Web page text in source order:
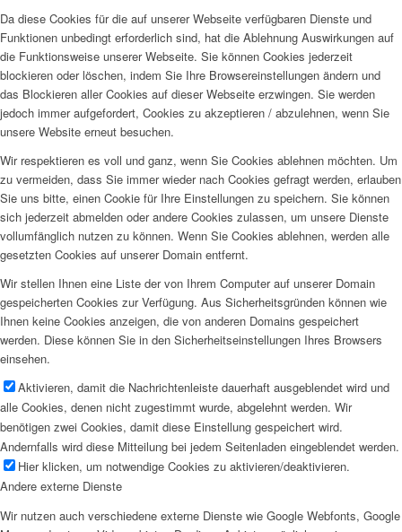
Da diese Cookies für die auf unserer Webseite verfügbaren Dienste und
Funktionen unbedingt erforderlich sind, hat die Ablehnung Auswirkungen auf
die Funktionsweise unserer Webseite. Sie können Cookies jederzeit
blockieren oder löschen, indem Sie Ihre Browsereinstellungen ändern und
das Blockieren aller Cookies auf dieser Webseite erzwingen. Sie werden
jedoch immer aufgefordert, Cookies zu akzeptieren / abzulehnen, wenn Sie
unsere Website erneut besuchen.
Wir respektieren es voll und ganz, wenn Sie Cookies ablehnen möchten. Um
zu vermeiden, dass Sie immer wieder nach Cookies gefragt werden, erlauben
Sie uns bitte, einen Cookie für Ihre Einstellungen zu speichern. Sie können
sich jederzeit abmelden oder andere Cookies zulassen, um unsere Dienste
vollumfänglich nutzen zu können. Wenn Sie Cookies ablehnen, werden alle
gesetzten Cookies auf unserer Domain entfernt.
Wir stellen Ihnen eine Liste der von Ihrem Computer auf unserer Domain
gespeicherten Cookies zur Verfügung. Aus Sicherheitsgründen können wie
Ihnen keine Cookies anzeigen, die von anderen Domains gespeichert
werden. Diese können Sie in den Sicherheitseinstellungen Ihres Browsers
einsehen.
Aktivieren, damit die Nachrichtenleiste dauerhaft ausgeblendet wird und
alle Cookies, denen nicht zugestimmt wurde, abgelehnt werden. Wir
benötigen zwei Cookies, damit diese Einstellung gespeichert wird.
Andernfalls wird diese Mitteilung bei jedem Seitenladen eingeblendet werden.
Hier klicken, um notwendige Cookies zu aktivieren/deaktivieren.
Andere externe Dienste
Wir nutzen auch verschiedene externe Dienste wie Google Webfonts, Google